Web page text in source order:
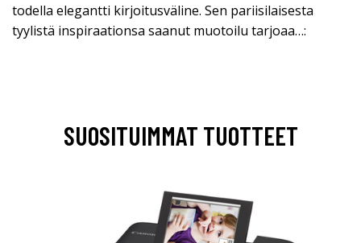
todella elegantti kirjoitusväline. Sen pariisilaisesta
tyylistä inspiraationsa saanut muotoilu tarjoaa…:
SUOSITUIMMAT TUOTTEET